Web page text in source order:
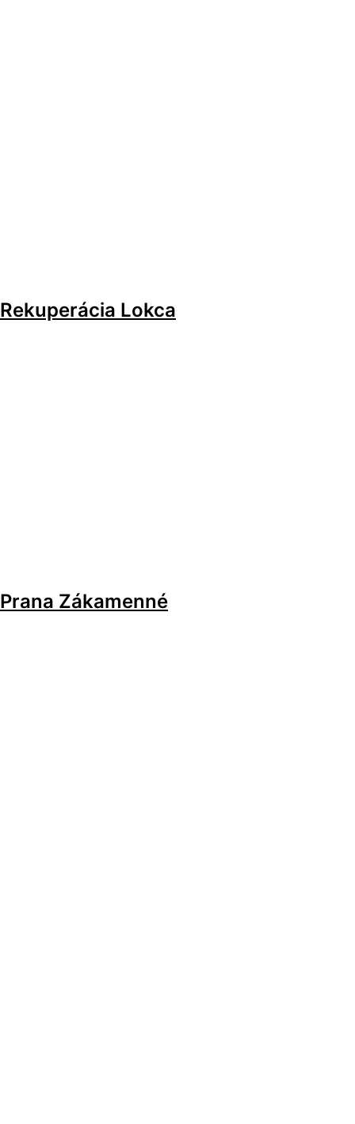
Rekuperácia Lokca
Prana Zákamenné